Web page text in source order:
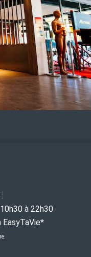
à 22h30
EasyTaVie*